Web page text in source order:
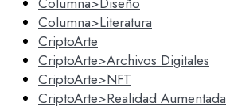
Columna>Literatura
CriptoArte
CriptoArte>Archivos Digitales
CriptoArte>NFT
CriptoArte>Realidad Aumentada